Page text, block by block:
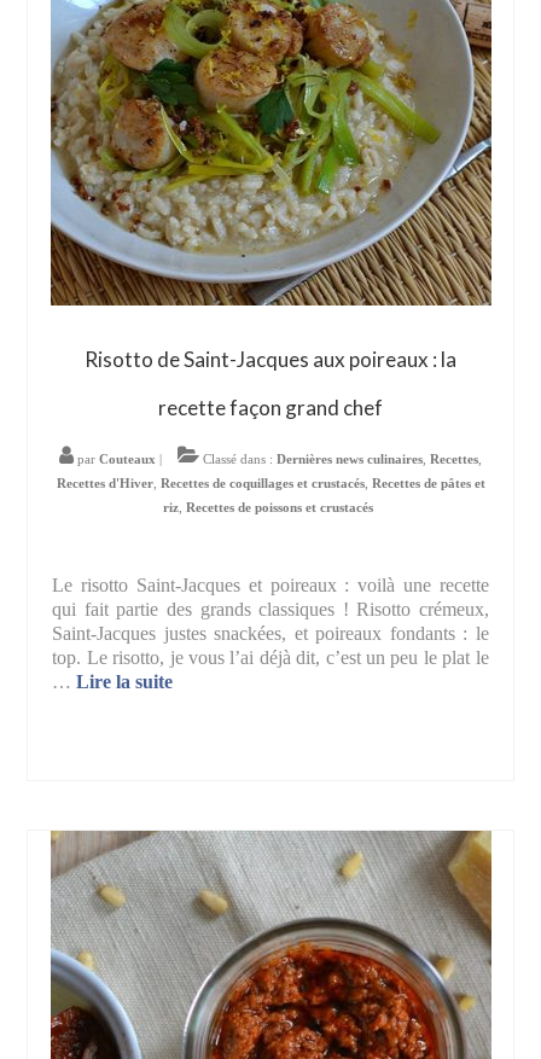
Risotto de Saint-Jacques aux poireaux : la
recette façon grand chef
par Couteaux Classé dans : Dernières news culinaires Recettes
Recettes d'Hiver, Recettes de coquillages et crustacés, Recettes de pâtes et
riz, Recettes de poissons et crustacés
Le risotto Saint-Jacques et poireaux : voilà une recette
qui fait partie des grands classiques ! Risotto crémeux,
Saint-Jacques justes snackées, et poireaux fondants : le
top. Le risotto, je vous l’ai déjà dit, c’est un peu le plat le
…Lire la suite­­